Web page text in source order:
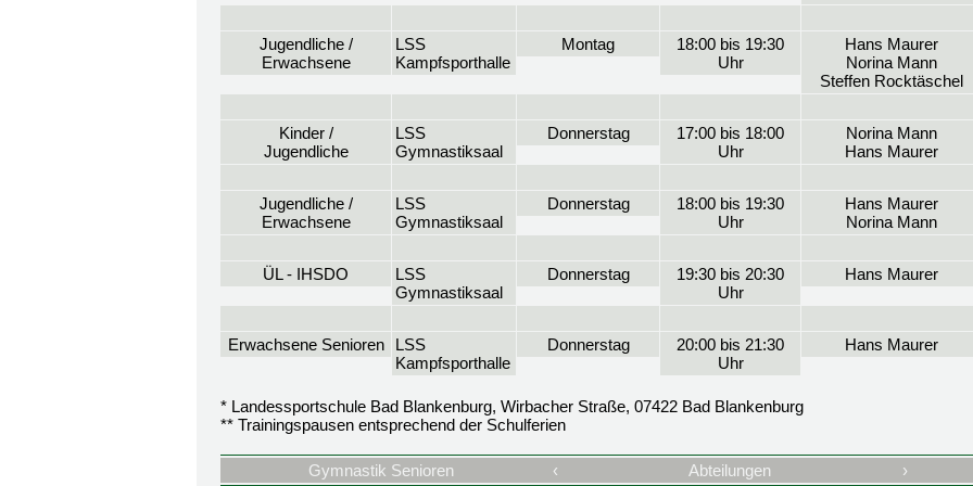
Jugendliche /
Erwachsene
LSS
Kampfsporthalle
Montag
18:00 bis 19:30
Uhr
Hans Maurer
Norina Mann
Steffen Rocktäschel
Kinder /
Jugendliche
LSS
Gymnastiksaal
Donnerstag
17:00 bis 18:00
Uhr
Norina Mann
Hans Maurer
Jugendliche /
Erwachsene
LSS
Gymnastiksaal
Donnerstag
18:00 bis 19:30
Uhr
Hans Maurer
Norina Mann
ÜL - IHSDO
LSS
Gymnastiksaal
Donnerstag
19:30 bis 20:30
Uhr
Hans Maurer
Erwachsene Senioren
LSS
Kampfsporthalle
Donnerstag
20:00 bis 21:30
Uhr
Hans Maurer
* Landessportschule Bad Blankenburg, Wirbacher Straße, 07422 Bad Blankenburg
** Trainingspausen entsprechend der Schulferien
Gymnastik Senioren ‹ Abteilungen ›